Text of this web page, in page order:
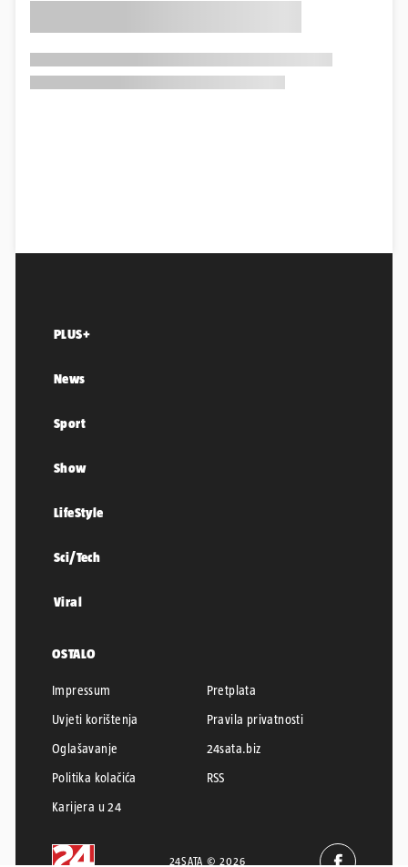
PLUS+
News
Sport
Show
LifeStyle
Sci/Tech
Viral
OSTALO
Impressum
Pretplata
Uvjeti korištenja
Pravila privatnosti
Oglašavanje
24sata.biz
Politika kolačića
RSS
Karijera u 24
24SATA © 2026